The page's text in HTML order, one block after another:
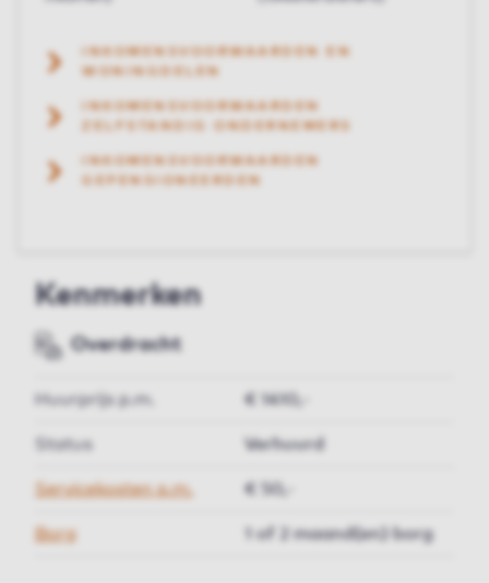
INKOMENSVOORWAARDEN EN
INKOMENSVOORWAARDEN
ZELFSTANDIG ONDERNEMERS
INKOMENSVOORWAARDEN
GEPENSIONEERDEN
Kenmerken
Overdracht
Huurprijs p.m. € 1410,-
Status Verhuurd
Servicekosten p.m. € 50,-
Borg 1 of 2 maand(en) borg